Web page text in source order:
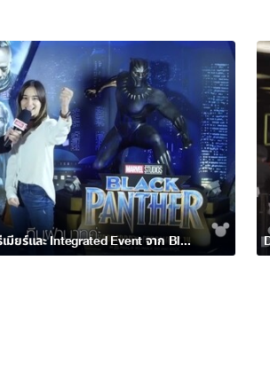
DISNEY INSIDER – งานพรีเมียร์และ Integrated Event จาก Black Panther